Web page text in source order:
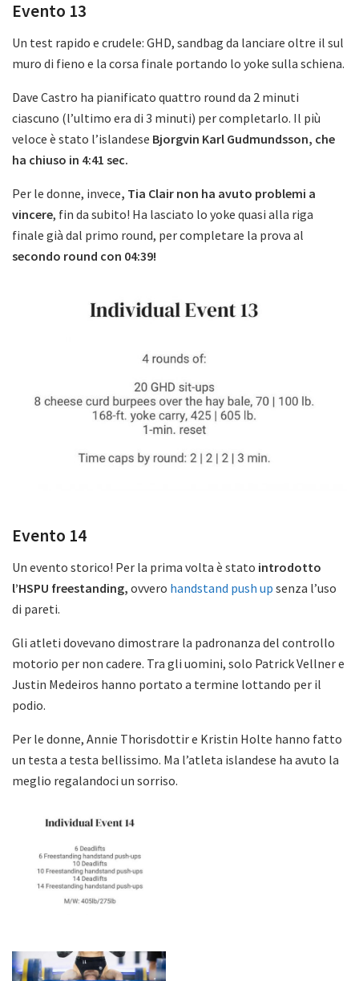
Evento 13
Un test rapido e crudele: GHD, sandbag da lanciare oltre il sul
muro di fieno e la corsa finale portando lo yoke sulla schiena.
Dave Castro ha pianificato quattro round da 2 minuti
ciascuno (l’ultimo era di 3 minuti) per completarlo. Il più
veloce è stato l’islandese Bjorgvin Karl Gudmundsson, che
ha chiuso in 4:41 sec.
Per le donne, invece, Tia Clair non ha avuto problemi a
vincere, fin da subito! Ha lasciato lo yoke quasi alla riga
finale già dal primo round, per completare la prova al
secondo round con 04:39!
Evento 14
Un evento storico! Per la prima volta è stato introdotto
l’HSPU freestanding, ovvero handstand push up senza l’uso
di pareti.
Gli atleti dovevano dimostrare la padronanza del controllo
motorio per non cadere. Tra gli uomini, solo Patrick Vellner e
Justin Medeiros hanno portato a termine lottando per il
podio.
Per le donne, Annie Thorisdottir e Kristin Holte hanno fatto
un testa a testa bellissimo. Ma l’atleta islandese ha avuto la
meglio regalandoci un sorriso.